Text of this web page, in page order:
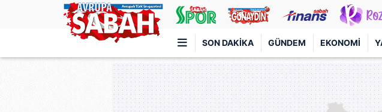
SON DAKIKA GÜNDEM EKONOMI
Türkiye'nin en iyi haber sitesi